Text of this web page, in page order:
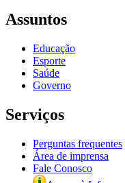
Assuntos
Educação
Esporte
Saúde
Governo
Serviços
Perguntas frequentes
Área de imprensa
Fale Conosco